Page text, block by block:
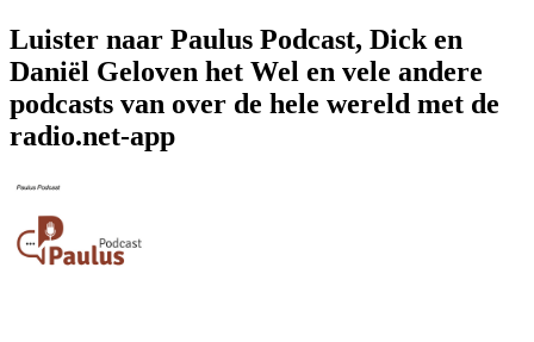
Luister naar Paulus Podcast, Dick en
Daniël Geloven het Wel en vele andere
podcasts van over de hele wereld met de
radio.net-app